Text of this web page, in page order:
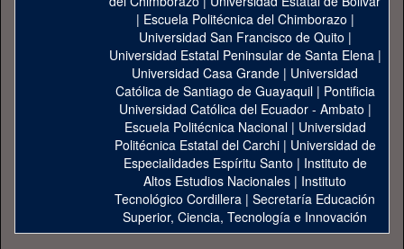
| Escuela Politécnica del Chimborazo |
Universidad San Francisco de Quito |
Universidad Estatal Peninsular de Santa Elena|
Universidad Casa Grande | Universidad
Católica de Santiago de Guayaquil| Pontificia
Universidad Católica del Ecuador - Ambato |
Escuela Politécnica Nacional| Universidad
Politécnica Estatal del Carchi| Universidad de
Especialidades Espíritu Santo | Instituto de
Altos Estudios Nacionales | Instituto
Tecnológico Cordillera | Secretaría Educación
Superior, Ciencia, Tecnología e Innovación